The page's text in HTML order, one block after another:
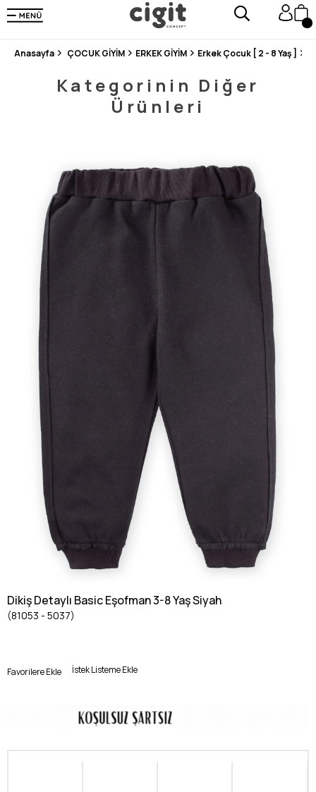
250.000'DEN FAZLA DEĞERLENDİRMEDE 5 ÜZERİNDEN 4.8 PUAN ALDI ⭐⭐⭐⭐⭐
3 MİLYONDAN FAZLA MUTLU MÜŞTERİ ❤️ 10 MİLYON ÜRÜN
Anasayfa ÇOCUK GİYİM ERKEK GİYİM Erkek Çocuk [ 2 - 8 Yaş ]
Kategorinin Diğer
Ürünleri
Dikiş Detaylı Basic Eşofman 3-8 Yaş Siyah
(81053 - 5037)
Favorilere Ekle İstek Listeme Ekle